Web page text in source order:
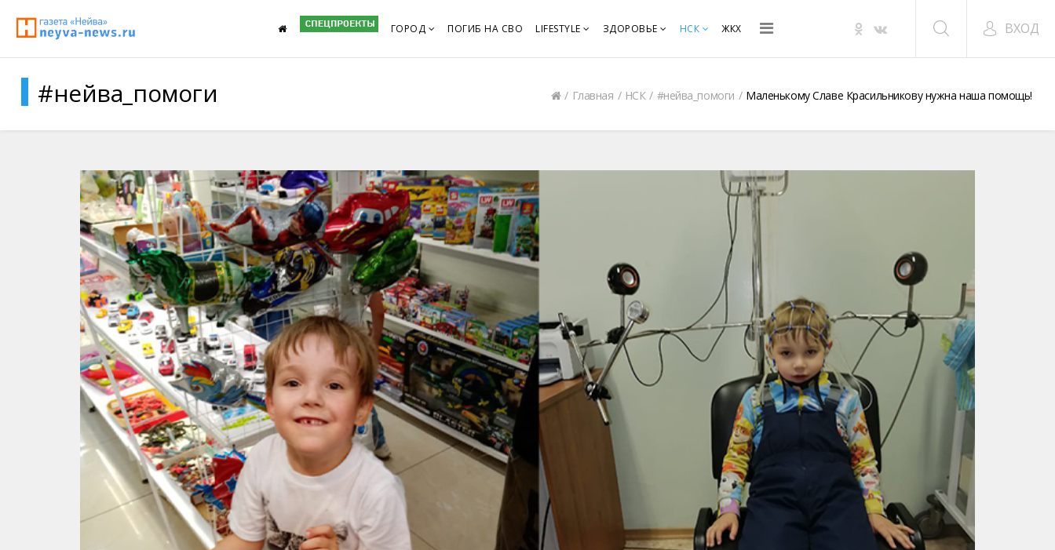
ГОРОД ПОГИБ НА СВО LIFESTYLE ЗДОРОВЬЕ НСК ЖКХ ВХОД
#нейва_помоги Главная НСК #нейва_помоги Маленькому Славе Красильникову нужна наша помощь!